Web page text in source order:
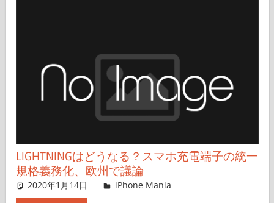
LIGHTNINGはどうなる？スマホ充電端子の統一
規格義務化、欧州で議論
2020年1月14日 iPhone Mania
iPhone Mania